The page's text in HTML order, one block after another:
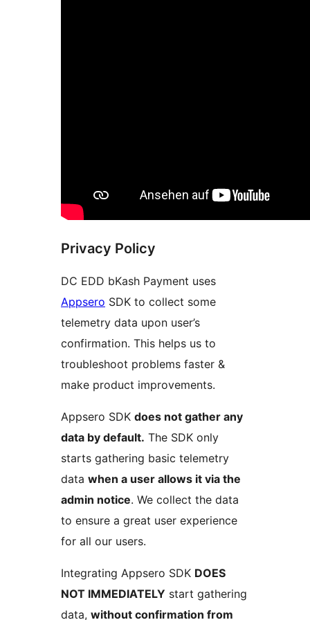
Privacy Policy
DC EDD bKash Payment uses
Appsero SDK to collect some
telemetry data upon user’s
confirmation. This helps us to
troubleshoot problems faster &
make product improvements.
Appsero SDK does not gather any
data by default. The SDK only
starts gathering basic telemetry
data when a user allows it via the
admin notice. We collect the data
to ensure a great user experience
for all our users.
Integrating Appsero SDK DOES
NOT IMMEDIATELY start gathering
data, without confirmation from